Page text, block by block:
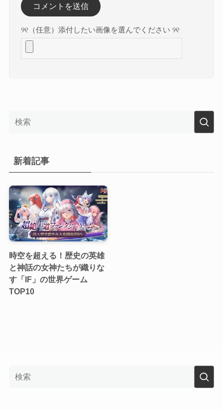
୨୧（任意）添付したい画像を選んでください ୨୧
新着記事
時空を超える！歴史の英雄
と神話の女神たちが織りな
す「IF」の世界ゲーム
TOP10